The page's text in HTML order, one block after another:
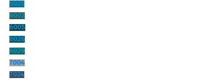
5021
6002
6005
6026
6029
7004
7024